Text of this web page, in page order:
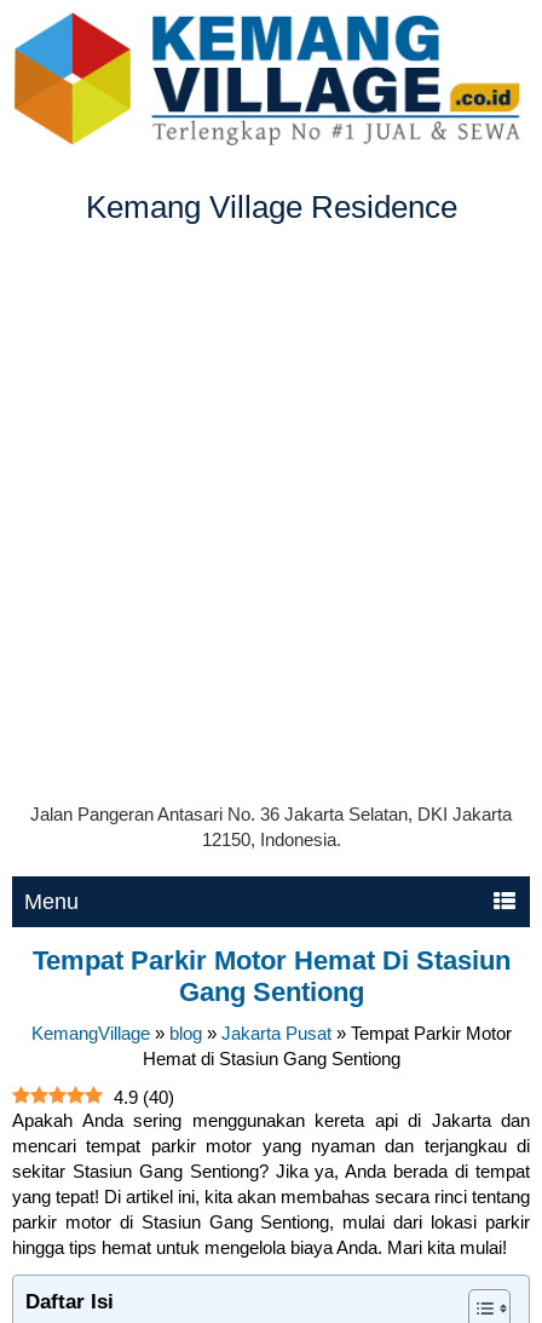
Kemang Village Residence
Jalan Pangeran Antasari No. 36 Jakarta Selatan, DKI Jakarta
12150, Indonesia.
Menu
Tempat Parkir Motor Hemat Di Stasiun
Gang Sentiong
KemangVillage» blog» Jakarta Pusat» Tempat Parkir Motor
Hemat di Stasiun Gang Sentiong
4.9 (40)
Apakah Anda sering menggunakan kereta api di Jakarta dan
mencari tempat parkir motor yang nyaman dan terjangkau di
sekitar Stasiun Gang Sentiong? Jika ya, Anda berada di tempat
yang tepat! Di artikel ini, kita akan membahas secara rinci tentang
parkir motor di Stasiun Gang Sentiong, mulai dari lokasi parkir
hingga tips hemat untuk mengelola biaya Anda. Mari kita mulai!
Daftar Isi